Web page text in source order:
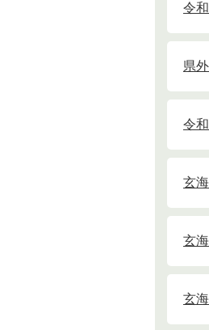
令
県
令
玄
玄
玄